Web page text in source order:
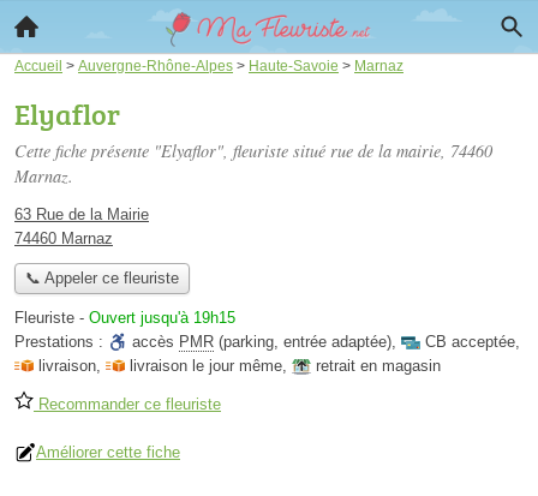
Accueil > Auvergne-Rhône-Alpes > Haute-Savoie > Marnaz
Elyaflor
Cette fiche présente "Elyaflor", fleuriste situé rue de la mairie, 74460
Marnaz.
63 Rue de la Mairie
74460 Marnaz
📞 Appeler ce fleuriste
Fleuriste - Ouvert jusqu'à 19h15
Prestations :
accès PMR (parking, entrée adaptée), CB acceptée,
livraison, livraison le jour même, retrait en magasin
Recommander ce fleuriste
Améliorer cette fiche